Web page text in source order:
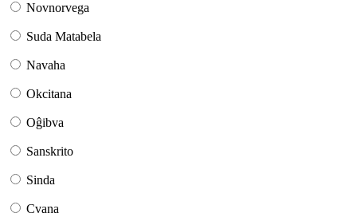
Novnorvega
Suda Matabela
Navaha
Okcitana
Oĝibva
Sanskrito
Sinda
Cvana